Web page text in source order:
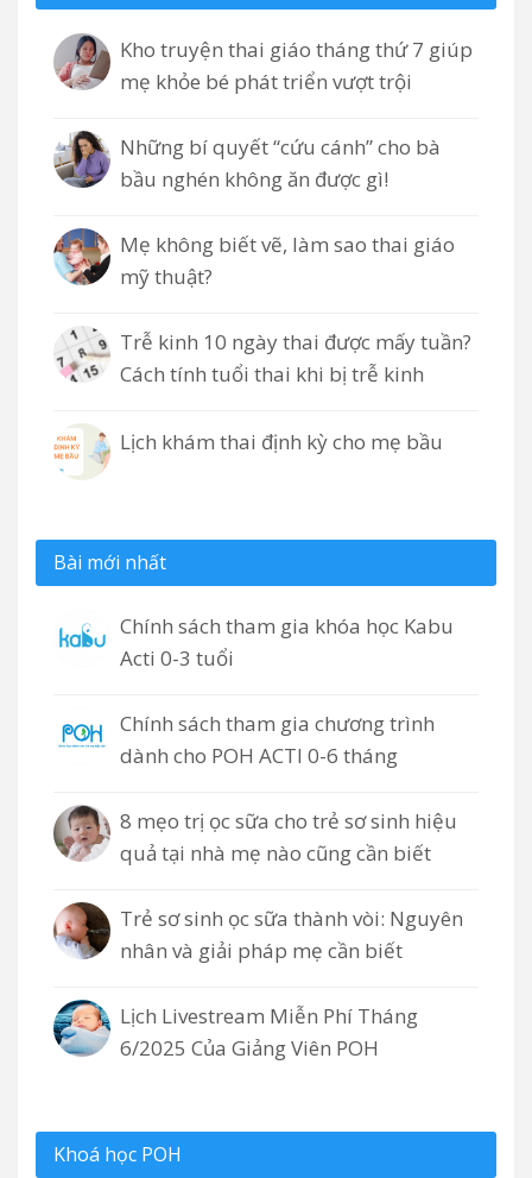
Kho truyện thai giáo tháng thứ 7 giúp
mẹ khỏe bé phát triển vượt trội
Những bí quyết “cứu cánh” cho bà
bầu nghén không ăn được gì!
Mẹ không biết vẽ, làm sao thai giáo
mỹ thuật?
Trễ kinh 10 ngày thai được mấy tuần?
Cách tính tuổi thai khi bị trễ kinh
Lịch khám thai định kỳ cho mẹ bầu
Bài mới nhất
Chính sách tham gia khóa học Kabu
Acti 0-3 tuổi
Chính sách tham gia chương trình
dành cho POH ACTI 0-6 tháng
8 mẹo trị ọc sữa cho trẻ sơ sinh hiệu
quả tại nhà mẹ nào cũng cần biết
Trẻ sơ sinh ọc sữa thành vòi: Nguyên
nhân và giải pháp mẹ cần biết
Lịch Livestream Miễn Phí Tháng
6/2025 Của Giảng Viên POH
Khoá học POH